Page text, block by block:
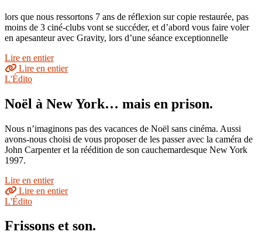
lors que nous ressortons 7 ans de réflexion sur copie restaurée, pas
moins de 3 ciné-clubs vont se succéder, et d’abord vous faire voler
en apesanteur avec Gravity, lors d’une séance exceptionnelle
Lire en entier
Lire en entier
L'Édito
Noël à New York… mais en prison.
Nous n’imaginons pas des vacances de Noël sans cinéma. Aussi
avons-nous choisi de vous proposer de les passer avec la caméra de
John Carpenter et la réédition de son cauchemardesque New York
1997.
Lire en entier
Lire en entier
L'Édito
Frissons et son.